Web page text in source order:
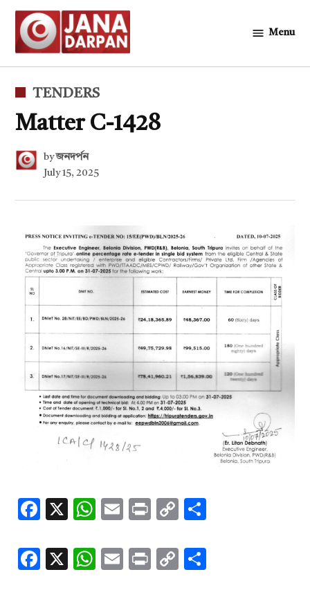
Skip
content
Menu
POSTED
IN
TENDERS
Matter C-1428
by জনদর্পন
July 15, 2025
Facebook
X WhatsApp
EmailPrintCopy
Facebook
X WhatsApp
EmailPrintCopy